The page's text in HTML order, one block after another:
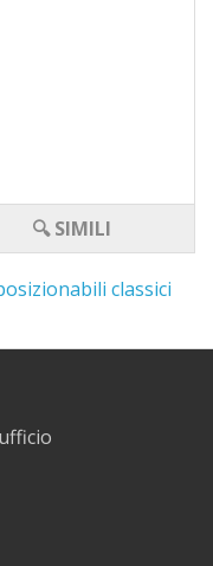
🔍 SIMILI
classici